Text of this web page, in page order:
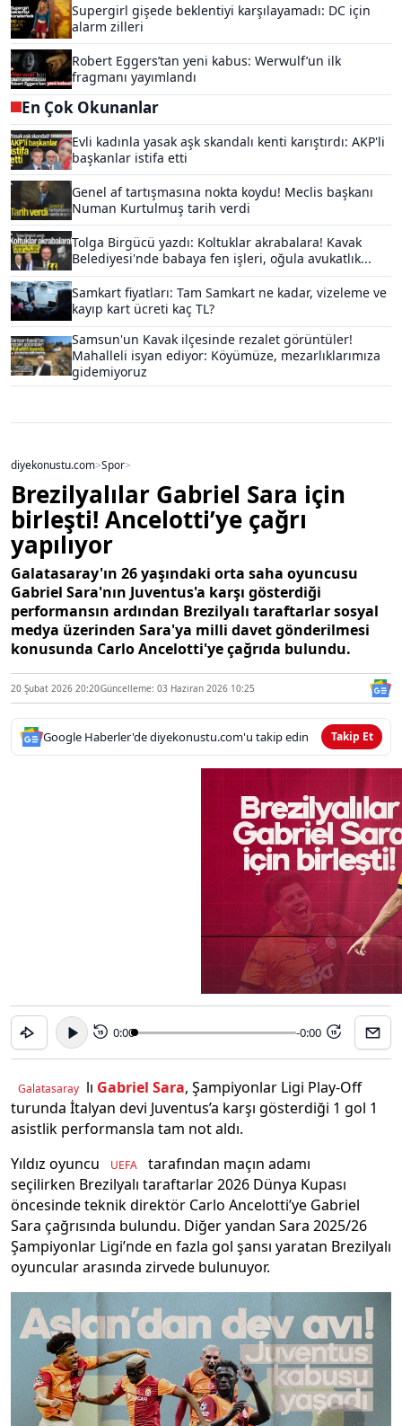
Supergirl gişede beklentiyi karşılayamadı: DC için
alarm zilleri
Robert Eggers’tan yeni kabus: Werwulf’un ilk
fragmanı yayımlandı
En Çok Okunanlar
Evli kadınla yasak aşk skandalı kenti karıştırdı: AKP'li
başkanlar istifa etti
Genel af tartışmasına nokta koydu! Meclis başkanı
Numan Kurtulmuş tarih verdi
Tolga Birgücü yazdı: Koltuklar akrabalara! Kavak
Belediyesi'nde babaya fen işleri, oğula avukatlık...
Samkart fiyatları: Tam Samkart ne kadar, vizeleme ve
kayıp kart ücreti kaç TL?
Samsun'un Kavak ilçesinde rezalet görüntüler!
Mahalleli isyan ediyor: Köyümüze, mezarlıklarımıza
gidemiyoruz
diyekonustu.com>Spor>
Brezilyalılar Gabriel Sara için
birleşti! Ancelotti’ye çağrı
yapılıyor
Galatasaray'ın 26 yaşındaki orta saha oyuncusu
Gabriel Sara'nın Juventus'a karşı gösterdiği
performansın ardından Brezilyalı taraftarlar sosyal
medya üzerinden Sara'ya milli davet gönderilmesi
konusunda Carlo Ancelotti'ye çağrıda bulundu.
20 Şubat 2026 20:20Güncelleme: 03 Haziran 2026 10:25
Google Haberler'de diyekonustu.com'u takip edin Takip Et
15 0:00 -0:00 15
Galatasaray lı Gabriel Sara, Şampiyonlar Ligi Play-Off
turunda İtalyan devi Juventus’a karşı gösterdiği 1 gol 1
asistlik performansla tam not aldı.
Yıldız oyuncu
UEFA
tarafından maçın adamı
seçilirken Brezilyalı taraftarlar 2026 Dünya Kupası
öncesinde teknik direktör Carlo Ancelotti’ye Gabriel
Sara çağrısında bulundu. Diğer yandan Sara 2025/26
Şampiyonlar Ligi’nde en fazla gol şansı yaratan Brezilyalı
oyuncular arasında zirvede bulunuyor.